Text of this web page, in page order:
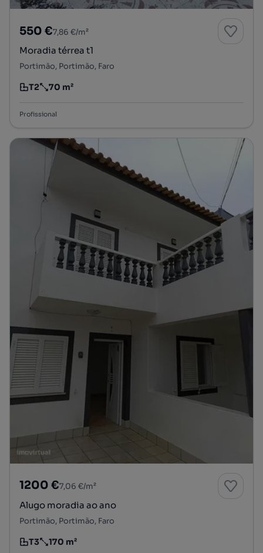
550 €7,86 €/m²
Moradia térrea t1
Portimão, Portimão, Faro
Tipologia
T2
Preço por metro quadrado
70 m²
Profissional
1200 €7,06 €/m²
Alugo moradia ao ano
Portimão, Portimão, Faro
Tipologia
T3
Preço por metro quadrado
170 m²